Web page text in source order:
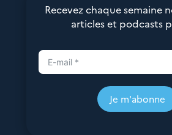
Recevez chaque semaine
articles et podcasts
Je m'abonne